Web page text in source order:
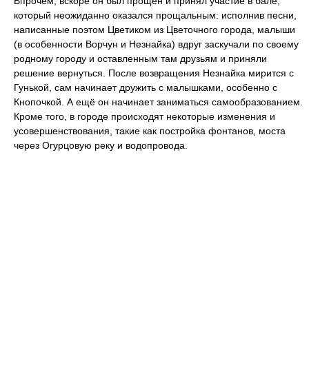
который неожиданно оказался прощальным: исполнив песни,
написанные поэтом Цветиком из Цветочного города, малыши
(в особенности Ворчун и Незнайка) вдруг заскучали по своему
родному городу и оставленным там друзьям и приняли
решение вернуться. После возвращения Незнайка мирится с
Гунькой, сам начинает дружить с малышками, особенно с
Кнопочкой. А ещё он начинает заниматься самообразованием.
Кроме того, в городе происходят некоторые изменения и
усовершенствования, такие как постройка фонтанов, моста
через Огурцовую реку и водопровода.